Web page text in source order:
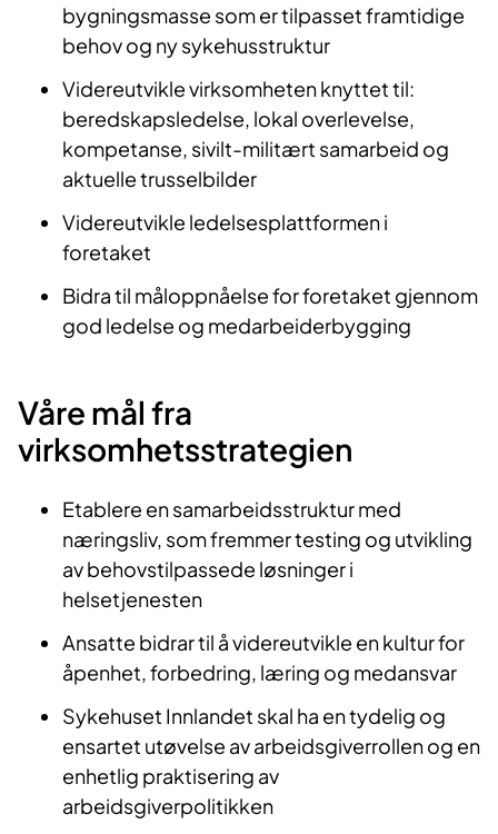
bygningsmasse som er tilpasset framtidige
behov og ny sykehusstruktur
Videreutvikle virksomheten knyttet til:
beredskapsledelse, lokal overlevelse,
kompetanse, sivilt-militært samarbeid og
aktuelle trusselbilder
Videreutvikle ledelsesplattformen i
foretaket
Bidra til måloppnåelse for foretaket gjennom
god ledelse og medarbeiderbygging
Våre m​ål fra
virksomhetsstrategien​​
​Etablere en samarbeidsstruktur med
næringsliv, som fremmer testing og utvikling
av behovstilpassede løsninger i
helsetjenesten
Ansatte bidrar til å videreutvikle en kultur for
åpenhet, forbedring, læring og medansvar
Sykehuset Innlandet skal ha en tydelig og
ensartet utøvelse av arbeidsgiverrollen og en
enhetlig praktisering av
arbeidsgiverpolitikken